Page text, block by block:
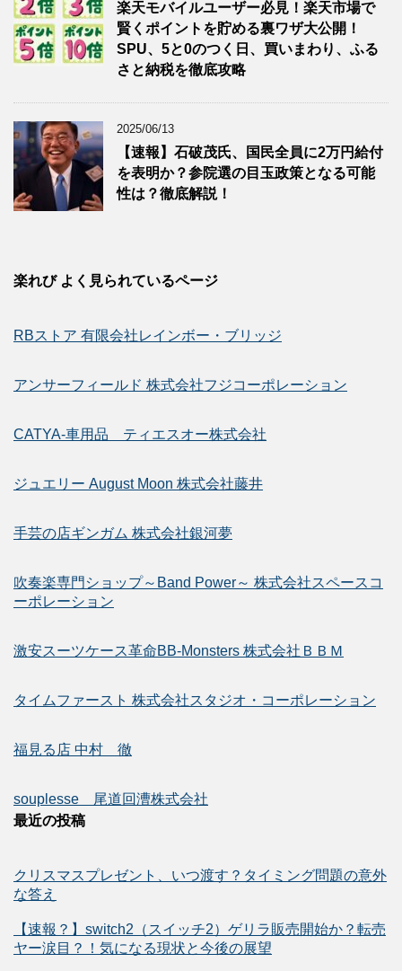
楽天モバイルユーザー必見！楽天市場で
賢くポイントを貯める裏ワザ大公開！
SPU、5と0のつく日、買いまわり、ふる
さと納税を徹底攻略
2025/06/13
【速報】石破茂氏、国民全員に2万円給付
を表明か？参院選の目玉政策となる可能
性は？徹底解説！
楽れび よく見られているページ
RBストア 有限会社レインボー・ブリッジ
アンサーフィールド 株式会社フジコーポレーション
CATYA-車用品 ティエスオー株式会社
ジュエリー August Moon 株式会社藤井
手芸の店ギンガム 株式会社銀河夢
吹奏楽専門ショップ～Band Power～ 株式会社スペースコ
ーポレーション
激安スーツケース革命BB-Monsters 株式会社ＢＢＭ
タイムファースト 株式会社スタジオ・コーポレーション
福見る店 中村 徹
souplesse 尾道回漕株式会社
最近の投稿
クリスマスプレゼント、いつ渡す？タイミング問題の意外
な答え
【速報？】switch2（スイッチ2）ゲリラ販売開始か？転売
ヤー涙目？！気になる現状と今後の展望